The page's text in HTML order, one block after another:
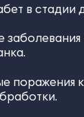
в стадии
заболевания
поражения